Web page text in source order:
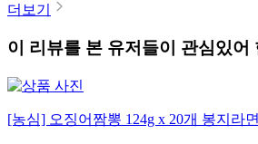
더보기
이 리뷰를 본 유저들이 관심있어
[농심] 오징어짬뽕 124g x 20개 봉지라